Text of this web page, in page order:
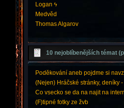
Logan ϟ
Medvěd
Thomas Algarov
10 nejoblíbenějších témat
Poděkování aneb pojdme si
(Nejen) Hráčské stránky, deníky
Co vsecko se da na najit na
(F)tipné fotky ze žvb